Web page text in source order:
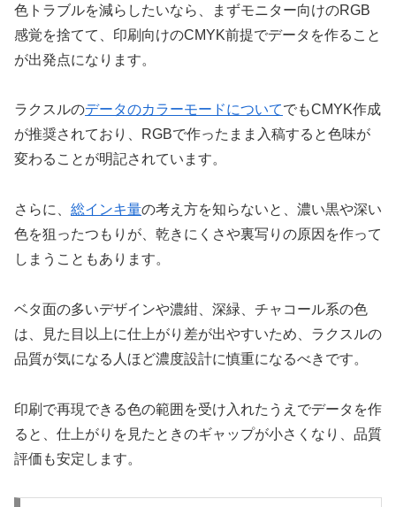
色トラブルを減らしたいなら、まずモニター向けのRGB
感覚を捨てて、印刷向けのCMYK前提でデータを作ること
が出発点になります。
ラクスルのデータのカラーモードについてでもCMYK作成
が推奨されており、RGBで作ったまま入稿すると色味が
変わることが明記されています。
さらに、 総インキ量の考え方を知らないと、濃い黒や深い
色を狙ったつもりが、乾きにくさや裏写りの原因を作って
しまうこともあります。
ベタ面の多いデザインや濃紺、深緑、チャコール系の色
は、見た目以上に仕上がり差が出やすいため、ラクスルの
品質が気になる人ほど濃度設計に慎重になるべきです。
印刷で再現できる色の範囲を受け入れたうえでデータを作
ると、仕上がりを見たときのギャップが小さくなり、品質
評価も安定します。